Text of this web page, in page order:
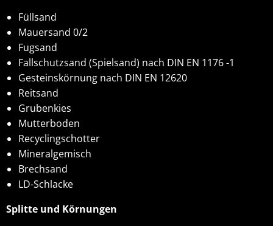
Füllsand
Mauersand 0/2
Fugsand
Fallschutzsand (Spielsand) nach DIN EN 1176 -1
Gesteinskörnung nach DIN EN 12620
Reitsand
Grubenkies
Mutterboden
Recyclingschotter
Mineralgemisch
Brechsand
LD-Schlacke
Splitte und Körnungen